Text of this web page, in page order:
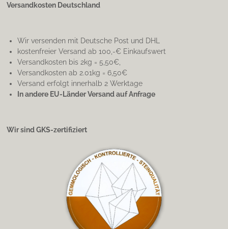
Versandkosten Deutschland
Wir versenden mit Deutsche Post und DHL
kostenfreier Versand ab 100,-€ Einkaufswert
Versandkosten bis 2kg = 5,50€,
Versandkosten ab 2.01kg = 6,50€
Versand erfolgt innerhalb 2 Werktage
In andere EU-Länder Versand auf Anfrage
Wir sind GKS-zertifiziert